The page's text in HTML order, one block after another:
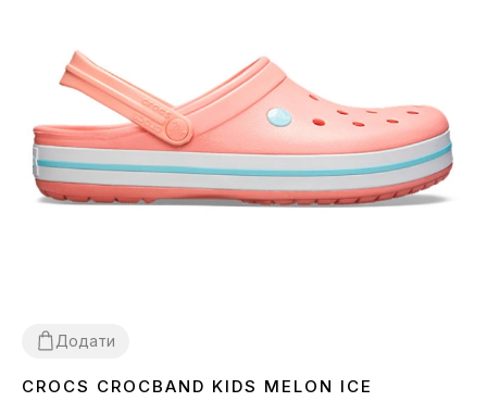
Додати
262728 293031323334
CROCS CROCBAND KIDS MELON ICE